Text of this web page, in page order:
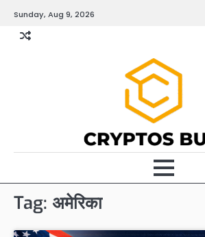
content
Sunday, Aug 9, 2026
Tag: अमेरिका